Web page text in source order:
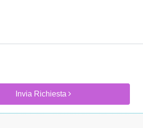
Invia Richiesta